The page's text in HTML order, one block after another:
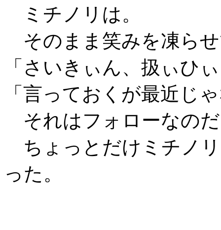
ミチノリは。
そのまま笑みを凍ら
「さいきぃん、扱ぃひ
「言っておくが最近じ
それはフォローなの
ちょっとだけミチノ
った。